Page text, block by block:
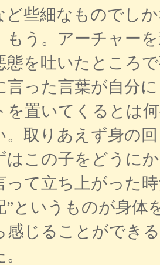
ど些細なものでし
もう。アーチャー
態を吐いたところ
言った言葉が自分
を置いてくるとは
。取りあえず身の
はこの子をどうに
って立ち上がった
”というものが身体
感じることができ